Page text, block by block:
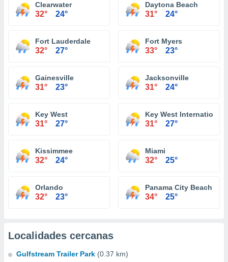
Clearwater
32° 24°
Daytona Beach
31° 24°
Fort Lauderdale
32° 27°
Fort Myers
33° 23°
Gainesville
31° 23°
Jacksonville
31° 24°
Key West
31° 27°
Key West International
31° 27°
Kissimmee
32° 24°
Miami
32° 25°
Orlando
32° 23°
Panama City Beach
34° 25°
Localidades cercanas
Gulfstream Trailer Park (0.37 km)